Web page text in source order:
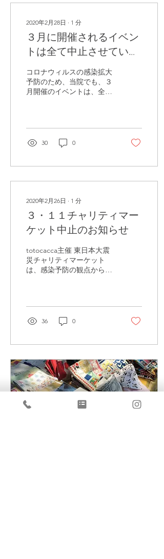
2020年2月28日 ∙ 1 分
３月に開催されるイベン
トは全て中止させていた
だきます。
コロナウィルスの感染拡大
予防のため、当院でも、３
月開催のイベントは、全て
業務は、通常どおり営業し
ております。
30 0
2020年2月26日 ∙ 1 分
３・１１チャリティマー
ケット中止のお知らせ
totocacca主催 東日本大震
災チャリティマーケット
は、感染予防の観点から、
しみにされていた方々、世
の中が落ち着いてきました
ら、また、何か別の形で、
すので、それまでお気持
ち...
36 0